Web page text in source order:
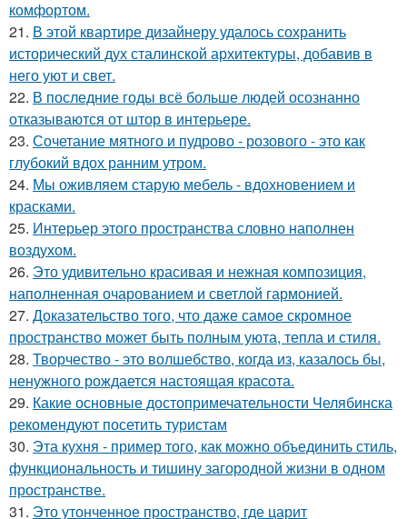
комфортом.
21. В этой квартире дизайнеру удалось сохранить
исторический дух сталинской архитектуры, добавив в
него уют и свет.
22. В последние годы всё больше людей осознанно
отказываются от штор в интерьере.
23. Сочетание мятного и пудрово - розового - это как
глубокий вдох ранним утром.
24. Мы оживляем старую мебель - вдохновением и
красками.
25. Интерьер этого пространства словно наполнен
воздухом.
26. Это удивительно красивая и нежная композиция,
наполненная очарованием и светлой гармонией.
27. Доказательство того, что даже самое скромное
пространство может быть полным уюта, тепла и стиля.
28. Творчество - это волшебство, когда из, казалось бы,
ненужного рождается настоящая красота.
29. Какие основные достопримечательности Челябинска
рекомендуют посетить туристам
30. Эта кухня - пример того, как можно объединить стиль,
функциональность и тишину загородной жизни в одном
пространстве.
31. Это утонченное пространство, где царит